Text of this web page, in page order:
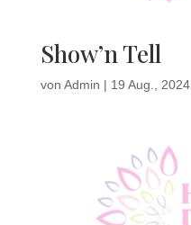
Show’n Tell
von Admin | 19 Aug., 2024